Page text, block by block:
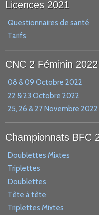
Licences 2021
Questionnaires de santé
Tarifs
CNC 2 Féminin 2022
08 & 09 Octobre 2022
22 & 23 Octobre 2022
25, 26 & 27 Novembre 2022
Championnats BFC
Doublettes Mixtes
Triplettes
Doublettes
Tête à tête
Triplettes Mixtes